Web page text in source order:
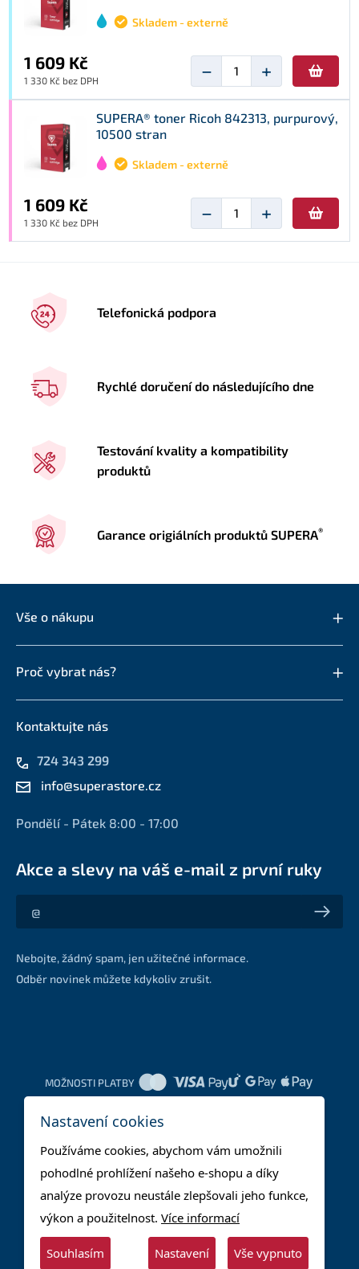
Skladem - externě
1 609 Kč
1 330 Kč bez DPH − +
SUPERA® toner Ricoh 842313, purpurový,
10500 stran
Skladem - externě
1 609 Kč
1 330 Kč bez DPH − +
Telefonická podpora
Rychlé doručení do následujícího dne
Testování kvality a kompatibility
produktů
Garance origiálních produktů SUPERA®
Vše o nákupu
Proč vybrat nás?
Kontaktujte nás
724 343 299
info@superastore.cz
Pondělí - Pátek 8:00 - 17:00
Akce a slevy na váš e-mail z první ruky
Akce a slevy na váš e-mail z první ruky
Nebojte, žádný spam, jen užitečné informace.
Odběr novinek můžete kdykoliv zrušit.
MOŽNOSTI PLATBY
Nastavení cookies
Používáme cookies, abychom vám umožnili
pohodlné prohlížení našeho e-shopu a díky
analýze provozu neustále zlepšovali jeho funkce,
výkon a použitelnost. Více informací
Souhlasím Nastavení Vše vypnuto